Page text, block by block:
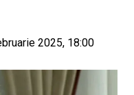
2025, 18:00